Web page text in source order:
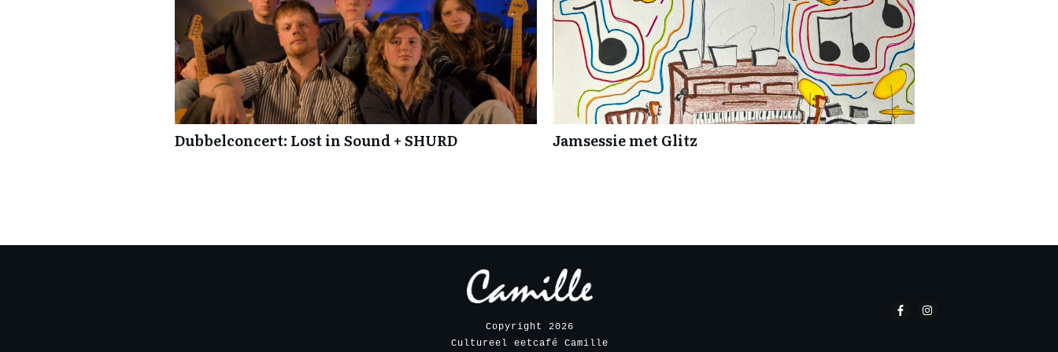
Dubbelconcert: Lost in Sound + SHURD Jamsessie met Glitz
Copyright 2026
Cultureel eetcafé Camille